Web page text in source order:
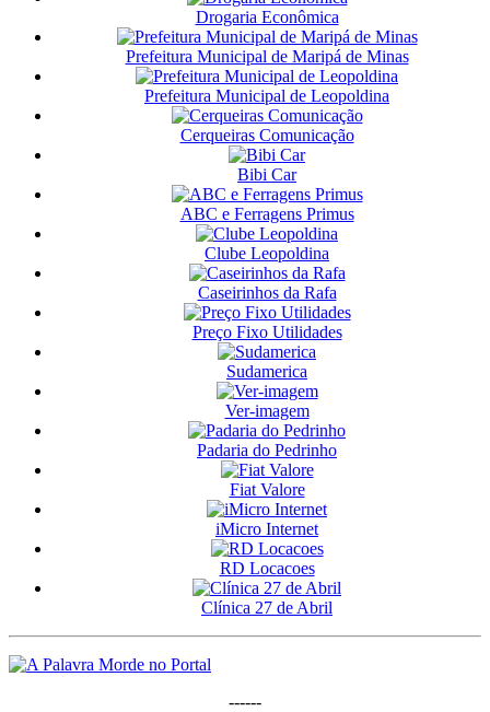
Drogaria Econômica
Prefeitura Municipal de Maripá de Minas
Prefeitura Municipal de Leopoldina
Cerqueiras Comunicação
Bibi Car
ABC e Ferragens Primus
Clube Leopoldina
Caseirinhos da Rafa
Preço Fixo Utilidades
Sudamerica
Ver-imagem
Padaria do Pedrinho
Fiat Valore
iMicro Internet
RD Locacoes
Clínica 27 de Abril
------